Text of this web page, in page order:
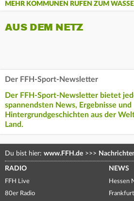
MEHR KOMMUNEN RUFEN ZUM
AUS DEM NETZ
Der FFH-Sport-Newsletter
Der FFH-Sport-Newsletter bietet
spannendsten News, Ergebnisse und
Hintergrundgeschichten aus der
Land.
Du bist hier: www.FFH.de >>>
RADIO
FFH Live
80er Radio
NEWS
Hessen